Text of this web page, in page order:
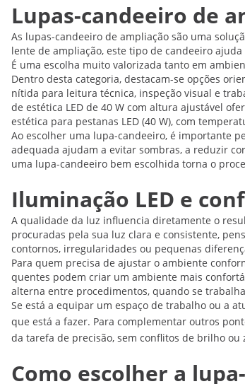
Lupas-candeeiro de
As lupas-candeeiro de ampliação são uma
lente de ampliação, este tipo de candeeiro
É uma escolha muito valorizada tanto em
Dentro desta categoria, destacam-se opções
nítida para leitura técnica, inspeção visual e
de estética LED de 40 W com altura ajustável
estética para pestanas LED (40 W), com
Ao escolher uma lupa-candeeiro, é importante
adequada ajudam a evitar sombras, a reduzir
uma lupa-candeeiro bem escolhida torna o
Iluminação LED e
A qualidade da luz influencia diretamente o
procuradas pela sua luz clara e consistente,
contornos, irregularidades ou pequenas
Para quem precisa de ajustar o ambiente
quentes podem criar um ambiente mais
alterna entre procedimentos, quando se
Se está a equipar um espaço de trabalho ou a
que está a fazer. Para complementar outros
da tarefa de precisão, sem conflitos de brilho ou
Como escolher a